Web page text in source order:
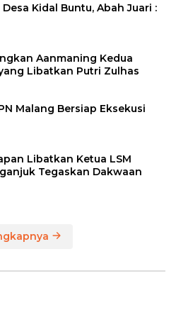
Kidal Buntu, Abah Juari :
Aanmaning Kedua
Libatkan Putri Zulhas
Malang Bersiap Eksekusi
Libatkan Ketua LSM
Tegaskan Dakwaan